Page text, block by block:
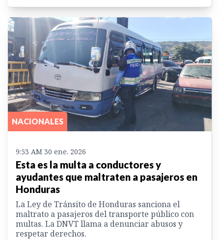
NACIONALES
9:53 AM 30 ene. 2026
Esta es la multa a conductores y
ayudantes que maltraten a pasajeros en
Honduras
La Ley de Tránsito de Honduras sanciona el
maltrato a pasajeros del transporte público con
multas. La DNVT llama a denunciar abusos y
respetar derechos.